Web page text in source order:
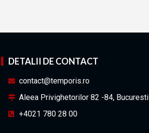
DETALII DE CONTACT
contact@temporis.ro
Aleea Privighetorilor 82 -84, Bucuresti
+4021 780 28 00